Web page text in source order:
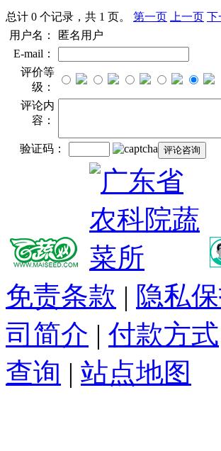
总计 0 个记录，共 1 页。 第一页 上一页 下
用户名：
匿名用户
E-mail：
评价等
级：
评论内
容：
验证码：
免责条款 | 隐私
司简介 | 付款方式
查询 | 站点地图